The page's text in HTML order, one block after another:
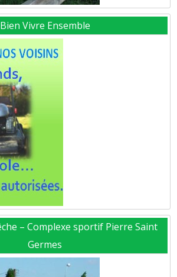
Bien Vivre Ensemble
– Complexe sportif Pierre Saint
Germes